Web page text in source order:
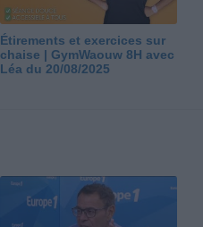
Étirements et exercices sur
chaise | GymWaouw 8H avec
Léa du 20/08/2025